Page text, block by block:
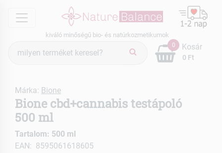
menu
kiváló minőségű bio- és natúrkozmetikumok
keresés
0
0 Ft
Kosár
Márka: Bione
Bione cbd+cannabis testápoló
500 ml
Tartalom: 500 ml
EAN: 8595061618605